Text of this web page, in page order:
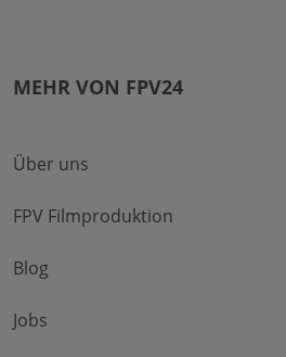
MEHR VON FPV24
Über uns
FPV Filmproduktion
Blog
Jobs